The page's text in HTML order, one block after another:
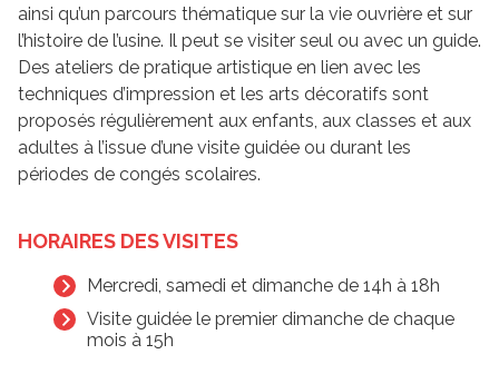
ainsi qu’un parcours thématique sur la vie ouvrière et sur
l’histoire de l’usine. Il peut se visiter seul ou avec un guide.
Des ateliers de pratique artistique en lien avec les
techniques d’impression et les arts décoratifs sont
proposés régulièrement aux enfants, aux classes et aux
adultes à l’issue d’une visite guidée ou durant les
périodes de congés scolaires.
HORAIRES DES VISITES
Mercredi, samedi et dimanche de 14h à 18h
Visite guidée le premier dimanche de chaque
mois à 15h